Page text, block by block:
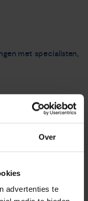
Over
advertenties te
met specialisten,